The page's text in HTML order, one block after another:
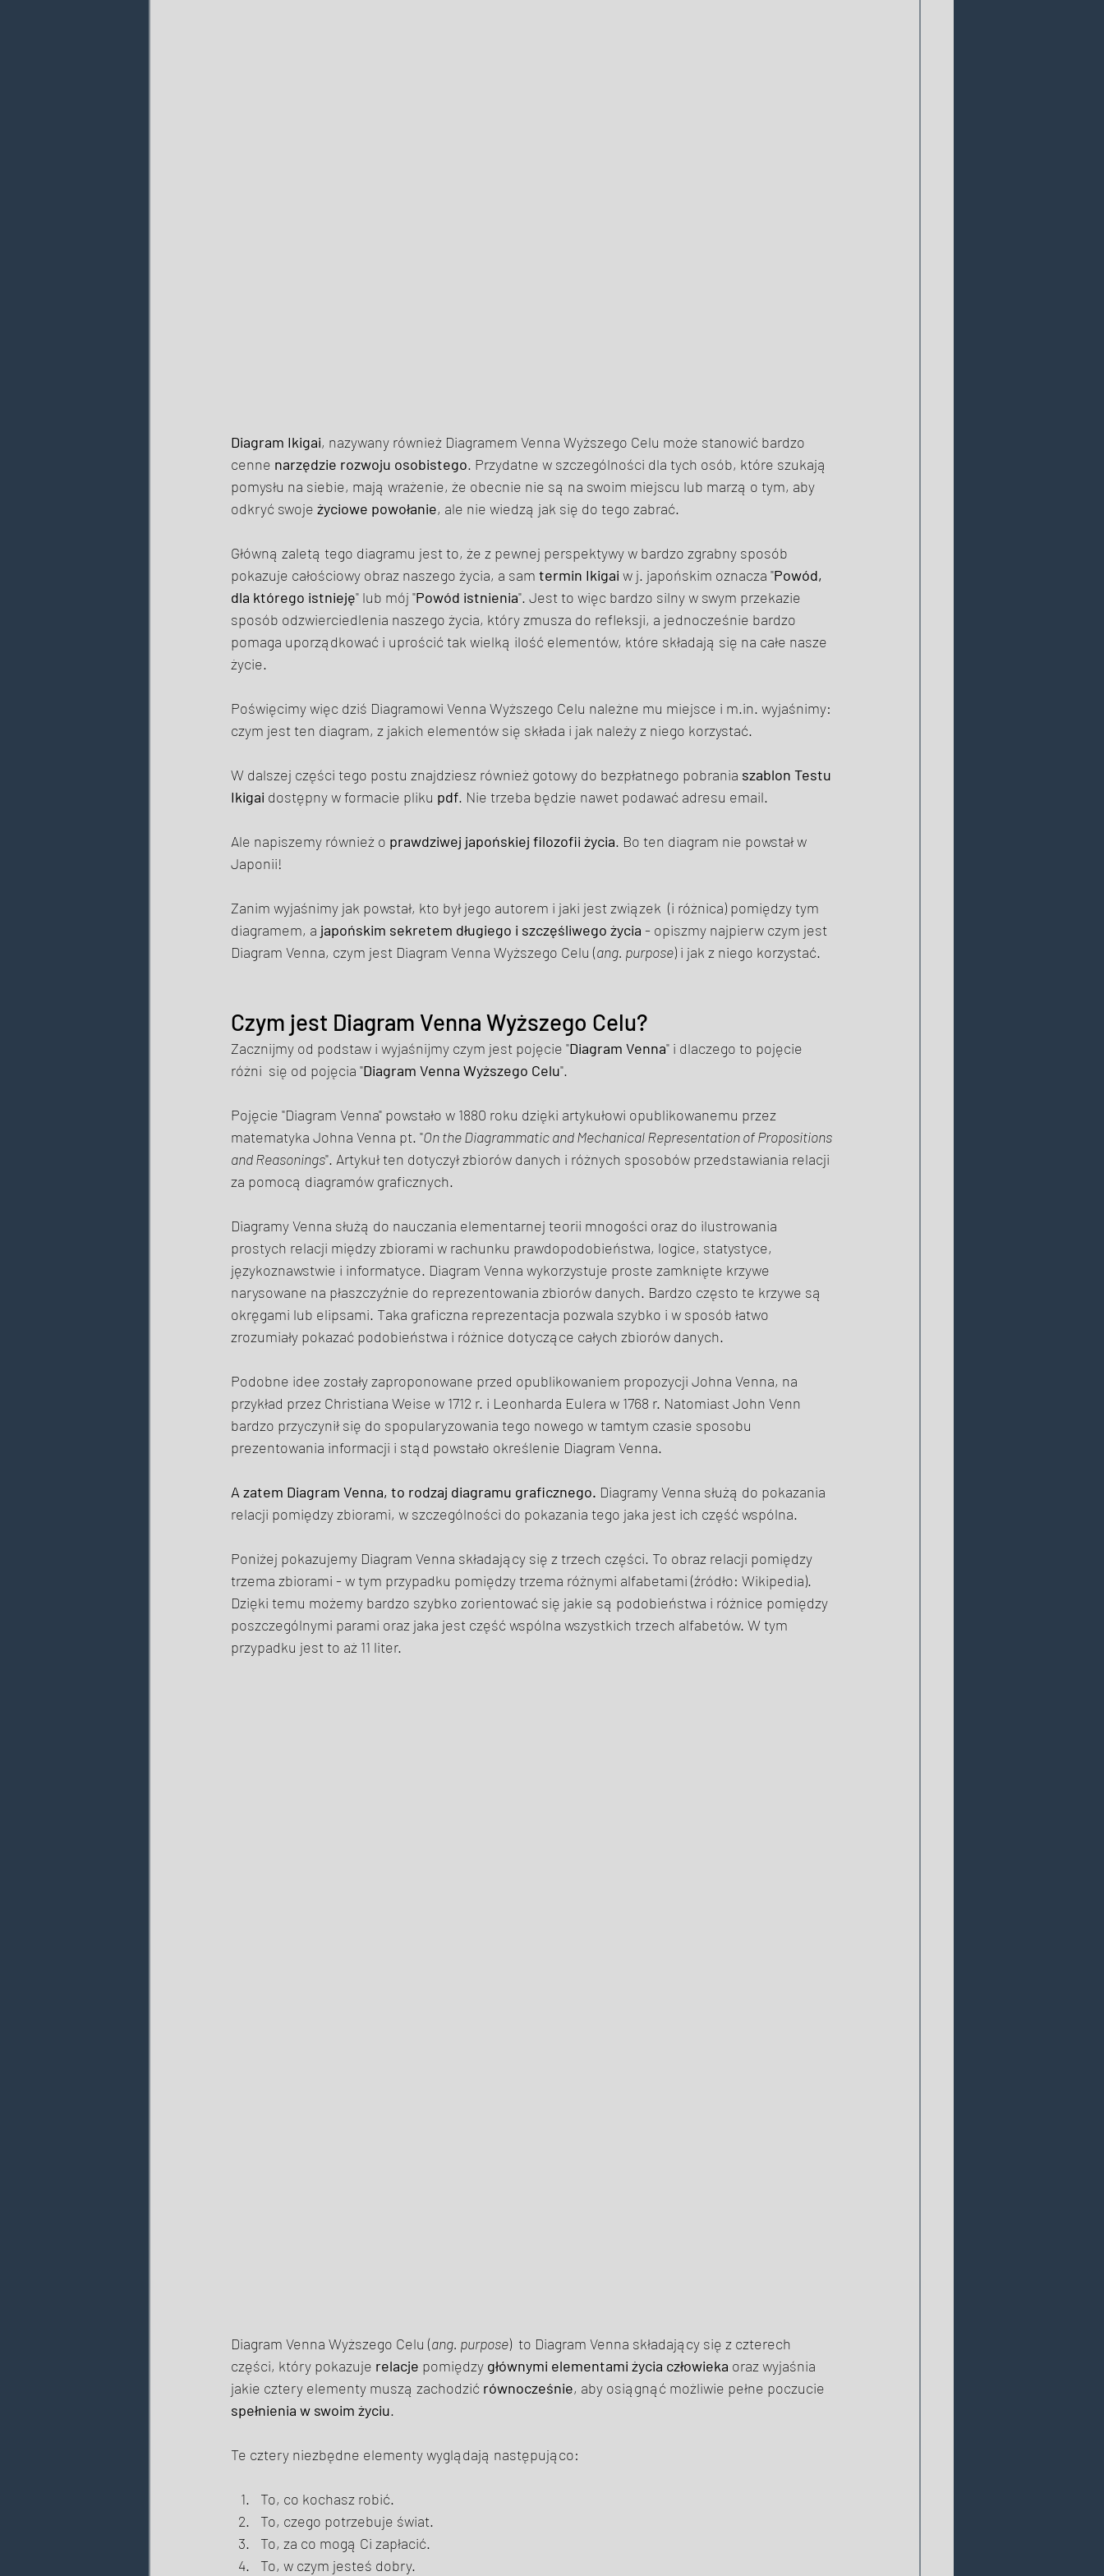
Diagram Ikigai, nazywany również Diagramem Venna Wyższego Celu może stanowić bardzo
cenne narzędzie rozwoju osobistego. Przydatne w szczególności dla tych osób, które szukają
pomysłu na siebie, mają wrażenie, że obecnie nie są na swoim miejscu lub marzą o tym, aby
odkryć swoje życiowe powołanie, ale nie wiedzą jak się do tego zabrać.
Główną zaletą tego diagramu jest to, że z pewnej perspektywy w bardzo zgrabny sposób
pokazuje całościowy obraz naszego życia, a sam termin Ikigai w j. japońskim oznacza "Powód,
dla którego istnieję" lub mój "Powód istnienia". Jest to więc bardzo silny w swym przekazie
sposób odzwierciedlenia naszego życia, który zmusza do refleksji, a jednocześnie bardzo
pomaga uporządkować i uprościć tak wielką ilość elementów, które składają się na całe nasze
życie.
Poświęcimy więc dziś Diagramowi Venna Wyższego Celu należne mu miejsce i m.in. wyjaśnimy:
czym jest ten diagram, z jakich elementów się składa i jak należy z niego korzystać.
W dalszej części tego postu znajdziesz również gotowy do bezpłatnego pobrania szablon Testu
Ikigai dostępny w formacie pliku pdf. Nie trzeba będzie nawet podawać adresu email.
Ale napiszemy również o prawdziwej japońskiej filozofii życia. Bo ten diagram nie powstał w
Japonii!
Zanim wyjaśnimy jak powstał, kto był jego autorem i jaki jest związek  (i różnica) pomiędzy tym
diagramem, a japońskim sekretem długiego i szczęśliwego życia - opiszmy najpierw czym jest
Diagram Venna, czym jest Diagram Venna Wyższego Celu (ang. purpose) i jak z niego korzystać.
Czym jest Diagram Venna Wyższego Celu?
Zacznijmy od podstaw i wyjaśnijmy czym jest pojęcie "Diagram Venna" i dlaczego to pojęcie
różni  się od pojęcia "Diagram Venna Wyższego Celu".
Pojęcie "Diagram Venna" powstało w 1880 roku dzięki artykułowi opublikowanemu przez
matematyka Johna Venna pt. "On the Diagrammatic and Mechanical Representation of Propositions
and Reasonings". Artykuł ten dotyczył zbiorów danych i różnych sposobów przedstawiania relacji
za pomocą diagramów graficznych.
Diagramy Venna służą do nauczania elementarnej teorii mnogości oraz do ilustrowania
prostych relacji między zbiorami w rachunku prawdopodobieństwa, logice, statystyce,
językoznawstwie i informatyce. Diagram Venna wykorzystuje proste zamknięte krzywe
narysowane na płaszczyźnie do reprezentowania zbiorów danych. Bardzo często te krzywe są
okręgami lub elipsami. Taka graficzna reprezentacja pozwala szybko i w sposób łatwo
zrozumiały pokazać podobieństwa i różnice dotyczące całych zbiorów danych.
Podobne idee zostały zaproponowane przed opublikowaniem propozycji Johna Venna, na
przykład przez Christiana Weise w 1712 r. i Leonharda Eulera w 1768 r. Natomiast John Venn
bardzo przyczynił się do spopularyzowania tego nowego w tamtym czasie sposobu
prezentowania informacji i stąd powstało określenie Diagram Venna.
A zatem Diagram Venna, to rodzaj diagramu graficznego. Diagramy Venna służą do pokazania
relacji pomiędzy zbiorami, w szczególności do pokazania tego jaka jest ich część wspólna.
Poniżej pokazujemy Diagram Venna składający się z trzech części. To obraz relacji pomiędzy
trzema zbiorami - w tym przypadku pomiędzy trzema różnymi alfabetami (źródło: Wikipedia).
Dzięki temu możemy bardzo szybko zorientować się jakie są podobieństwa i różnice pomiędzy
poszczególnymi parami oraz jaka jest część wspólna wszystkich trzech alfabetów. W tym
przypadku jest to aż 11 liter.
Diagram Venna Wyższego Celu (ang. purpose)  to Diagram Venna składający się z czterech
części, który pokazuje relacje pomiędzy głównymi elementami życia człowieka oraz wyjaśnia
jakie cztery elementy muszą zachodzić równocześnie, aby osiągnąć możliwie pełne poczucie
spełnienia w swoim życiu.
Te cztery niezbędne elementy wyglądają następująco:
To, co kochasz robić.
To, czego potrzebuje świat.
To, za co mogą Ci zapłacić.
To, w czym jesteś dobry.